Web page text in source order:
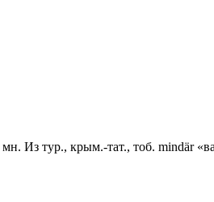
мн. Из тур., крым.-тат., тоб. mindär